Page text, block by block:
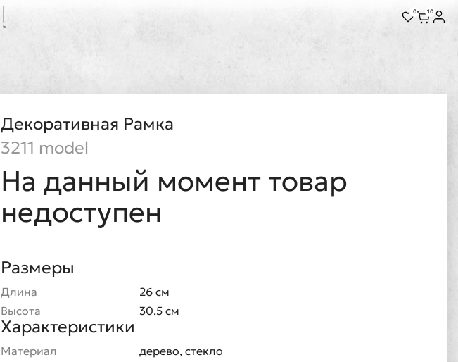
0 10
Декоративная Рамка
3211 model
На данный момент товар
недоступен
Размеры
Длина
26 см
Высота
30.5 см
Характеристики
Материал
дерево, стекло